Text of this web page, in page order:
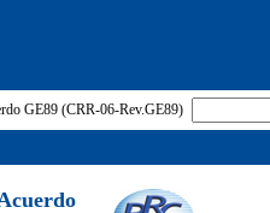
GE89 (CRR-06-Rev.GE89)